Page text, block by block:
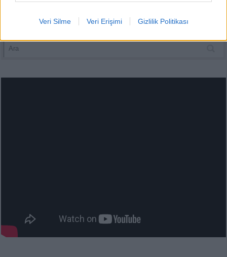
Veri Silme Veri Erişimi Gizlilik Politikası